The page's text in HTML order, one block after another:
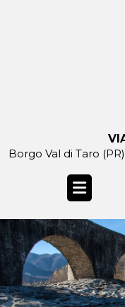
Borgo Val di Taro